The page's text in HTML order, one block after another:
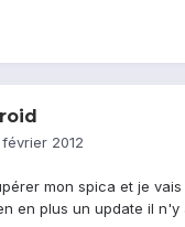
2012
mon spica et je
en plus un update il